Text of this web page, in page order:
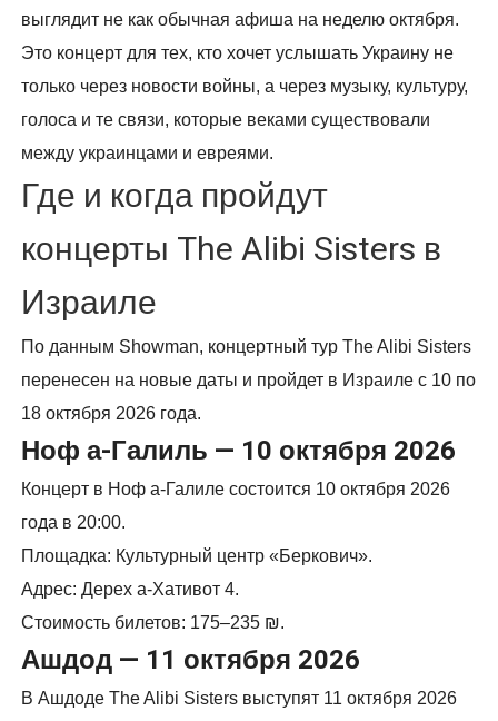
выглядит не как обычная афиша на неделю октября.
Это концерт для тех, кто хочет услышать Украину не
только через новости войны, а через музыку, культуру,
голоса и те связи, которые веками существовали
между украинцами и евреями.
Где и когда пройдут
концерты The Alibi Sisters в
Израиле
По данным Showman, концертный тур The Alibi Sisters
перенесен на новые даты и пройдет в Израиле с 10 по
18 октября 2026 года.
Ноф а-Галиль — 10 октября 2026
Концерт в Ноф а-Галиле состоится 10 октября 2026
года в 20:00.
Площадка: Культурный центр «Беркович».
Адрес: Дерех а-Хативот 4.
Стоимость билетов: 175–235 ₪.
Ашдод — 11 октября 2026
В Ашдоде The Alibi Sisters выступят 11 октября 2026